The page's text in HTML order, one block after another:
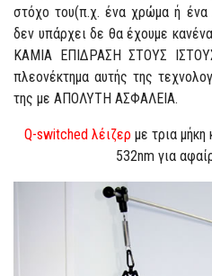
στόχο του(π.χ. ένα χρώμα ή ένα
δεν υπάρχει δε θα έχουμε
ΚΑΜΙΑ ΕΠΙΔΡΑΣΗ ΣΤΟΥΣ
πλεονέκτημα αυτής της
της με ΑΠΟΛΥΤΗ ΑΣΦΑΛΕΙΑ.
Q-switched λέιζερ με τρια
532nm για